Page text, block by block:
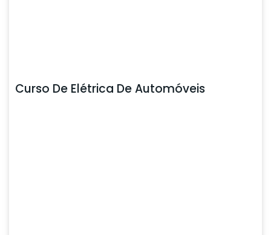
Curso De Elétrica De Automóveis